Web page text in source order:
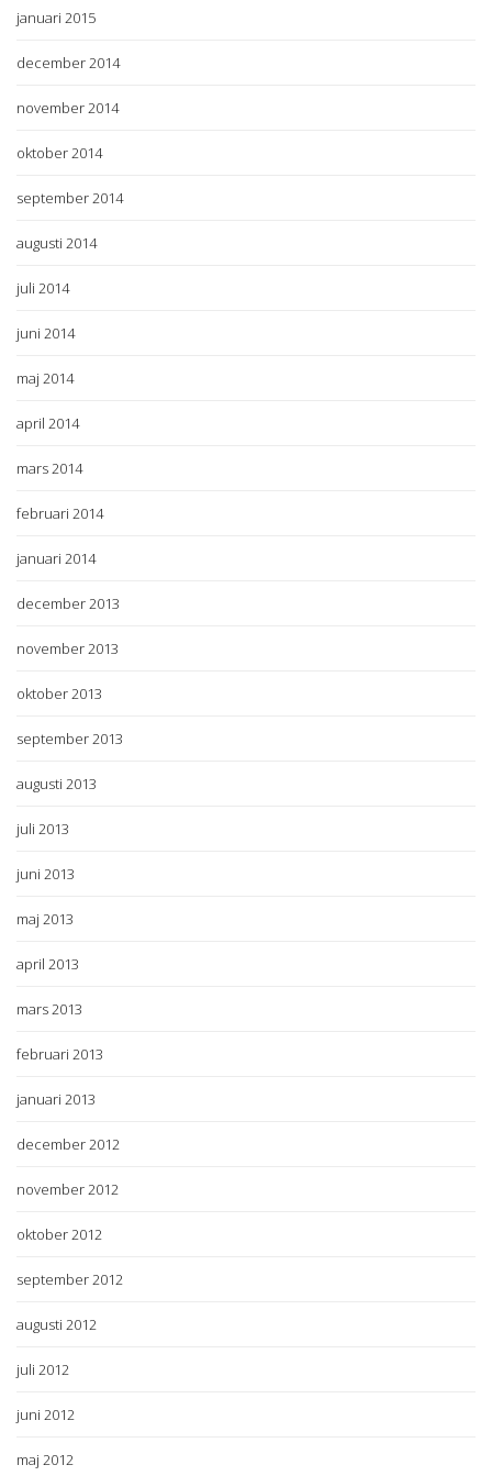
januari 2015
december 2014
november 2014
oktober 2014
september 2014
augusti 2014
juli 2014
juni 2014
maj 2014
april 2014
mars 2014
februari 2014
januari 2014
december 2013
november 2013
oktober 2013
september 2013
augusti 2013
juli 2013
juni 2013
maj 2013
april 2013
mars 2013
februari 2013
januari 2013
december 2012
november 2012
oktober 2012
september 2012
augusti 2012
juli 2012
juni 2012
maj 2012